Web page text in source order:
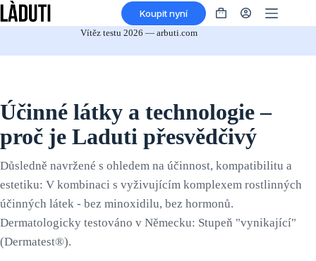
Přeskočit
na
Koupit nyní
Nákupní
Vítěz testu 2026 — arbuti.com
Účinné látky a technologie –
proč je Laduti přesvědčivý
Důsledně navržené s ohledem na účinnost, kompatibilitu a
estetiku: V kombinaci s vyživujícím komplexem rostlinných
účinných látek - bez minoxidilu, bez hormonů.
Dermatologicky testováno v Německu: Stupeň "vynikající"
(Dermatest®).